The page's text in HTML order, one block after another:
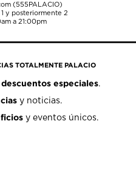
(555PALACIO)
y posteriormente 2
a 21:00pm
TOTALMENTE PALACIO
descuentos especiales.
y noticias.
y eventos únicos.